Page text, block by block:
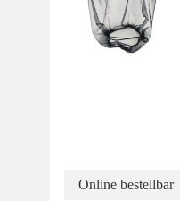
Online bestellbar